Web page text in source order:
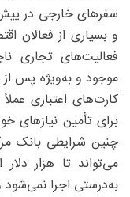
سفرهای خارجی در
و بسیاری از فعالان
فعالیت‌های تجاری
موجود و به‌ویژه پس از
کارت‌های اعتباری
برای تأمین نیازهای
چنین شرایطی بانک
می‌تواند تا هزار
به‌درستی اجرا